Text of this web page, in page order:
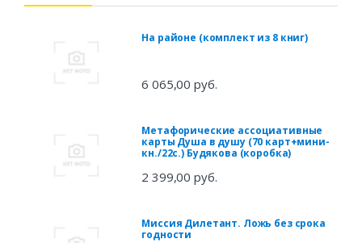
На районе (комплект из 8 книг)
6 065,00 руб.
Метафорические ассоциативные
карты Душа в душу (70 карт+мини-
кн./22с.) Будякова (коробка)
2 399,00 руб.
Миссия Дилетант. Ложь без срока
годности